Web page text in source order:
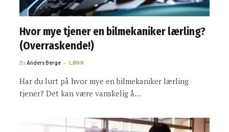
Hvor mye tjener en bilmekaniker lærling?
(Overraskende!)
ByAnders Berge LØNN
Har du lurt på hvor mye en bilmekaniker lærling
tjener? Det kan være vanskelig å…